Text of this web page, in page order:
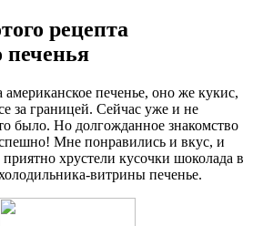
рецепта
печенья
печенье, оно же кукис,
за границей. Сейчас уже и не
было. Но долгожданное знакомство
Мне понравились и вкус, и
хрустели кусочки шоколада в
витрины печенье.